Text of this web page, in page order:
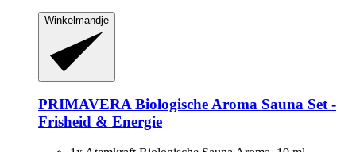
Winkelmandje
PRIMAVERABiologische Aroma Sauna Set -​
Frisheid & Energie